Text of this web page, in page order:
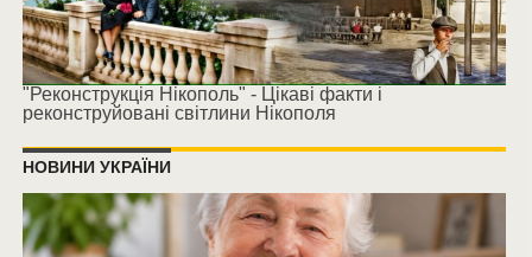
"Реконструкція Нікополь" - Цікаві факти і
реконструйовані світлини Нікополя
НОВИНИ УКРАЇНИ